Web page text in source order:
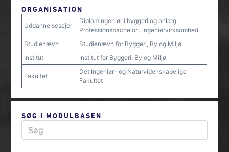
ORGANISATION
Uddannelsesejer
Diplomingeniør i byggeri og anlæg;
Professionsbachelor i ingeniørvirksomhed
Studienævn
Studienævn for Byggeri, By og Miljø
Institut
Institut for Byggeri, By og Miljø
Fakultet
Det Ingeniør- og Naturvidenskabelige
Fakultet
SØG I MODULBASEN